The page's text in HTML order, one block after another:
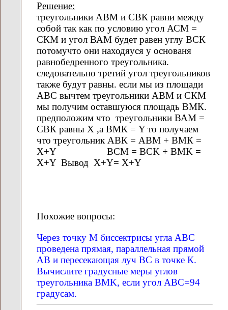
Решение:
треугольники АВМ и СВК равни между
собой так как по условию угол АСМ =
СКМ и угол ВАМ будет равен углу ВСК
потомучто они находяуся у основаня
равнобедренного треугольника.
следовательно третий угол треугольников
также будут равны. если мы из площади
АВС вычтем треугольники АВМ и СКМ
мы получим оставшуюся площадь ВМК.
предположим что треугольники ВАМ =
СВК равны X ,а ВМК = Y то получаем
что треугольник АВК = АВМ + ВМК =
X+Y BCM = BCK + BMK =
X+Y Вывод X+Y= X+Y
Похожие вопросы:
Через точку М биссектрисы угла ABC
проведена прямая, параллельная прямой
AB и пересекающая луч BC в точке К.
Вычислите градусные меры углов
треугольника BMK, если угол ABC=94
градусам.